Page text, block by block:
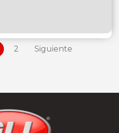
2 Siguiente